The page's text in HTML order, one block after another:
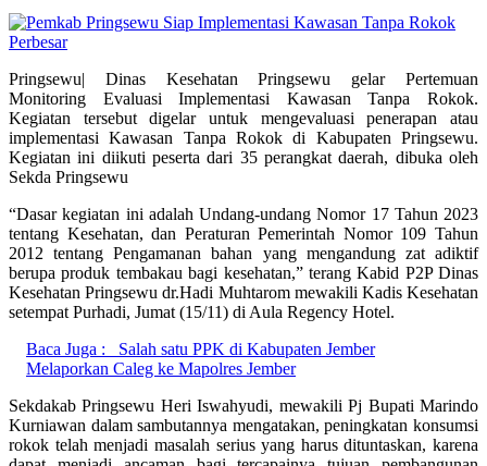
Perbesar
Pringsewu| Dinas Kesehatan Pringsewu gelar Pertemuan
Monitoring Evaluasi Implementasi Kawasan Tanpa Rokok.
Kegiatan tersebut digelar untuk mengevaluasi penerapan atau
implementasi Kawasan Tanpa Rokok di Kabupaten Pringsewu.
Kegiatan ini diikuti peserta dari 35 perangkat daerah, dibuka oleh
Sekda Pringsewu
“Dasar kegiatan ini adalah Undang-undang Nomor 17 Tahun 2023
tentang Kesehatan, dan Peraturan Pemerintah Nomor 109 Tahun
2012 tentang Pengamanan bahan yang mengandung zat adiktif
berupa produk tembakau bagi kesehatan,” terang Kabid P2P Dinas
Kesehatan Pringsewu dr.Hadi Muhtarom mewakili Kadis Kesehatan
setempat Purhadi, Jumat (15/11) di Aula Regency Hotel.
Baca Juga :
Salah satu PPK di Kabupaten Jember
Melaporkan Caleg ke Mapolres Jember
Sekdakab Pringsewu Heri Iswahyudi, mewakili Pj Bupati Marindo
Kurniawan dalam sambutannya mengatakan, peningkatan konsumsi
rokok telah menjadi masalah serius yang harus dituntaskan, karena